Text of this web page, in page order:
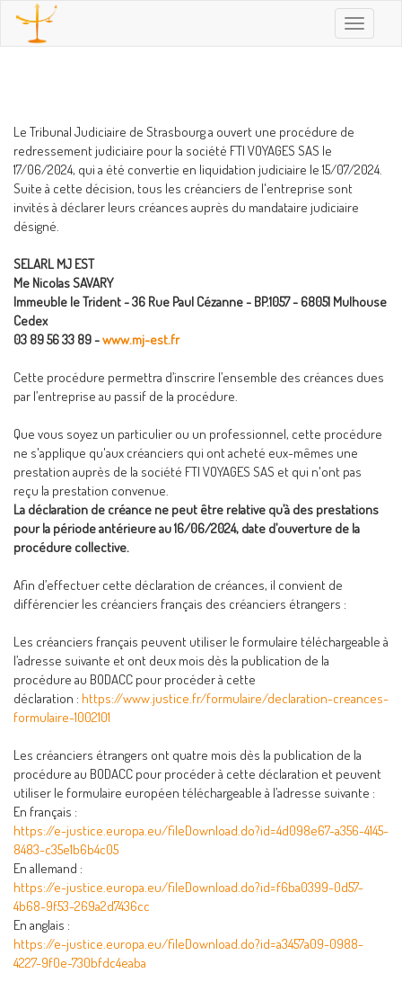
Toggle
Le Tribunal Judiciaire de Strasbourg a ouvert une procédure de
redressement judiciaire pour la société FTI VOYAGES SAS le
17/06/2024, qui a été convertie en liquidation judiciaire le 15/07/2024.
Suite à cette décision, tous les créanciers de l'entreprise sont
invités à déclarer leurs créances auprès du mandataire judiciaire
désigné.
SELARL MJ EST
Me Nicolas SAVARY
Immeuble le Trident - 36 Rue Paul Cézanne - BP.1057 - 68051 Mulhouse
Cedex
03 89 56 33 89 -www.mj-est.fr
Cette procédure permettra d’inscrire l’ensemble des créances dues
par l’entreprise au passif de la procédure.
Que vous soyez un particulier ou un professionnel, cette procédure
ne s'applique qu'aux créanciers qui ont acheté eux-mêmes une
prestation auprès de la société FTI VOYAGES SAS et qui n'ont pas
reçu la prestation convenue.
La déclaration de créance ne peut être relative qu’à des prestations
pour la période antérieure au 16/06/2024, date d’ouverture de la
procédure collective.
Afin d’effectuer cette déclaration de créances, il convient de
différencier les créanciers français des créanciers étrangers :
Les créanciers français peuvent utiliser le formulaire téléchargeable à
l’adresse suivante et ont deux mois dès la publication de la
procédure au BODACC pour procéder à cette
déclaration : https://www.justice.fr/formulaire/declaration-creances-
formulaire-1002101
Les créanciers étrangers ont quatre mois dès la publication de la
procédure au BODACC pour procéder à cette déclaration et peuvent
utiliser le formulaire européen téléchargeable à l’adresse suivante :
En français :
https://e-justice.europa.eu/fileDownload.do?id=4d098e67-a356-4145-
8483-c35e1b6b4c05
En allemand :
https://e-justice.europa.eu/fileDownload.do?id=f6ba0399-0d57-
4b68-9f53-269a2d7436cc
En anglais :
https://e-justice.europa.eu/fileDownload.do?id=a3457a09-0988-
4227-9f0e-730bfdc4eaba